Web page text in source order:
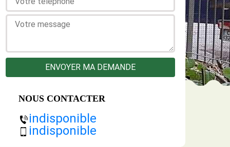
NOUS CONTACTER
indisponible
indisponible